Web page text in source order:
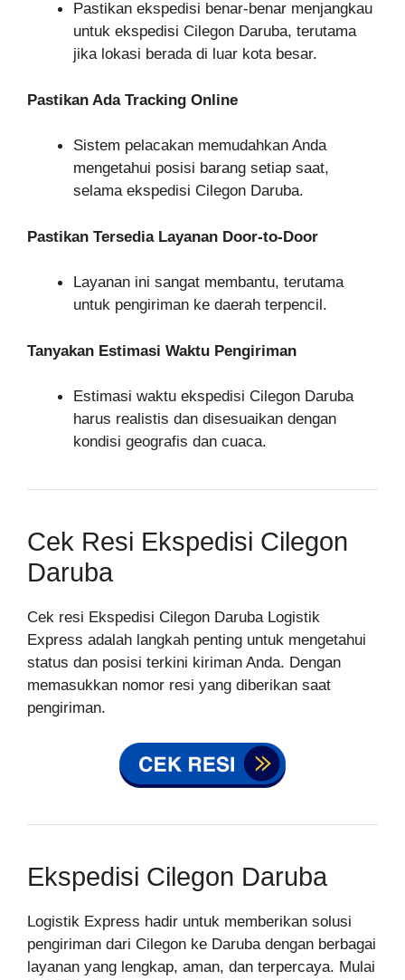
Pastikan ekspedisi benar-benar menjangkau
untuk ekspedisi Cilegon Daruba, terutama
jika lokasi berada di luar kota besar.
Pastikan Ada Tracking Online
Sistem pelacakan memudahkan Anda
mengetahui posisi barang setiap saat,
selama ekspedisi Cilegon Daruba.
Pastikan Tersedia Layanan Door-to-Door
Layanan ini sangat membantu, terutama
untuk pengiriman ke daerah terpencil.
Tanyakan Estimasi Waktu Pengiriman
Estimasi waktu ekspedisi Cilegon Daruba
harus realistis dan disesuaikan dengan
kondisi geografis dan cuaca.
Cek Resi Ekspedisi Cilegon
Daruba
Cek resi Ekspedisi Cilegon Daruba Logistik
Express adalah langkah penting untuk mengetahui
status dan posisi terkini kiriman Anda. Dengan
memasukkan nomor resi yang diberikan saat
pengiriman.
Ekspedisi Cilegon Daruba
Logistik Express hadir untuk memberikan solusi
pengiriman dari Cilegon ke Daruba dengan berbagai
layanan yang lengkap, aman, dan terpercaya. Mulai